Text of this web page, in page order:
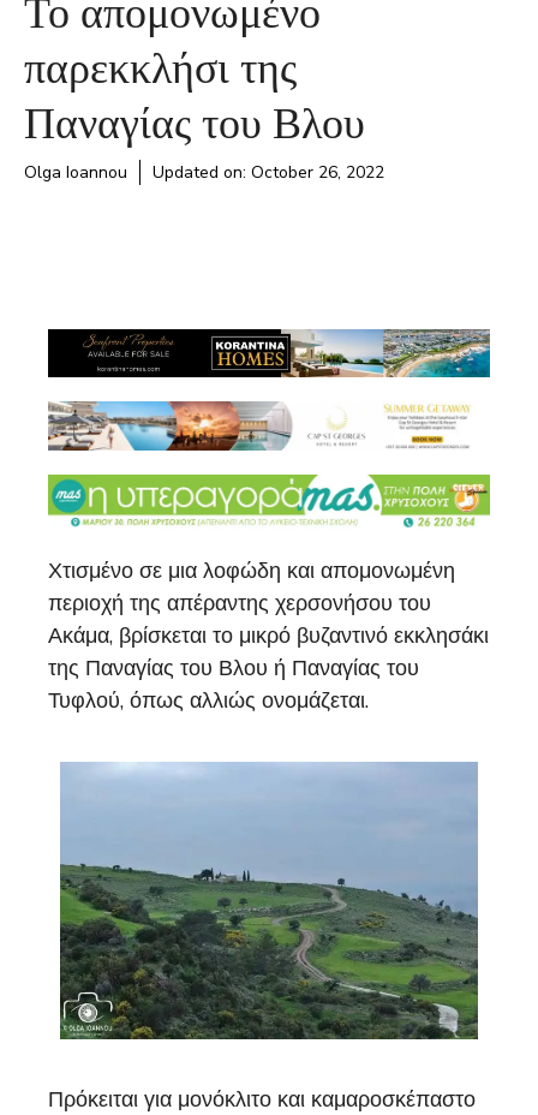
παρεκκλήσι της
Παναγίας του Βλου
Olga Ioannou Updated on: October 26, 2022
Χτισμένο σε μια λοφώδη και απομονωμένη
περιοχή της απέραντης χερσονήσου του
Ακάμα, βρίσκεται το μικρό βυζαντινό εκκλησάκι
της Παναγίας του Βλου ή Παναγίας του
Τυφλού, όπως αλλιώς ονομάζεται.
Πρόκειται για μονόκλιτο και καμαροσκέπαστο